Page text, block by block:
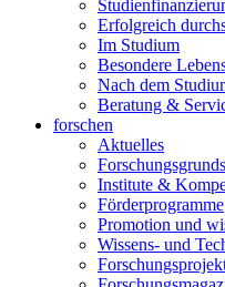
Erfolgreich
Im Studium
Besondere
Nach dem
Beratung &
forschen
Aktuelles
Institute &
Förderprogramme
Promotion und
Wissens- und